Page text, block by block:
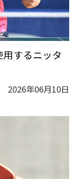
するニッタ
2026年06月10日